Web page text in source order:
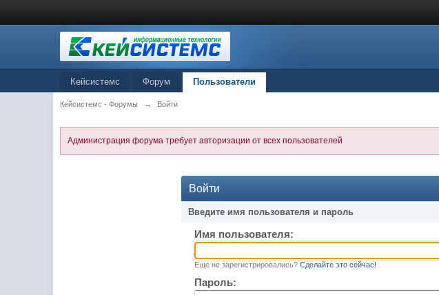
Кейсистемс Форум Пользователи
Кейсистемс - Форумы → Войти
Администрация форума требует авторизации от всех пользователей
Войти
Введите имя пользователя и пароль
Имя пользователя:
Еще не зарегистрировались? Сделайте это сейчас!
Пароль: